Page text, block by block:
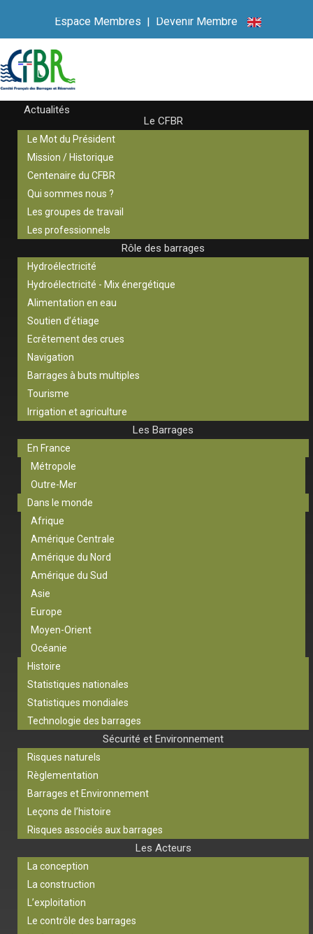
Espace Membres | Devenir Membre
Actualités
Le CFBR
Le Mot du Président
Mission / Historique
Centenaire du CFBR
Qui sommes nous ?
Les groupes de travail
Les professionnels
Rôle des barrages
Hydroélectricité
Hydroélectricité - Mix énergétique
Alimentation en eau
Soutien d’étiage
Ecrêtement des crues
Navigation
Barrages à buts multiples
Tourisme
Irrigation et agriculture
Les Barrages
En France
Métropole
Outre-Mer
Dans le monde
Afrique
Amérique Centrale
Amérique du Nord
Amérique du Sud
Asie
Europe
Moyen-Orient
Océanie
Histoire
Statistiques nationales
Statistiques mondiales
Technologie des barrages
Sécurité et Environnement
Risques naturels
Règlementation
Barrages et Environnement
Leçons de l’histoire
Risques associés aux barrages
Les Acteurs
La conception
La construction
L’exploitation
Le contrôle des barrages